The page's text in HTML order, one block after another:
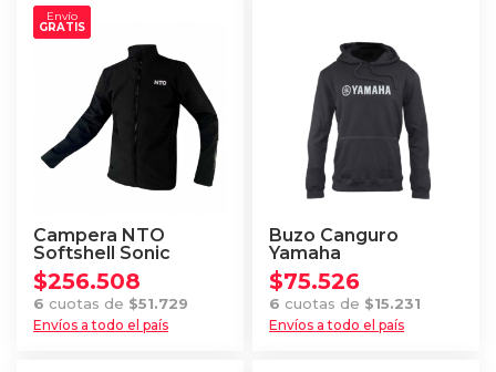
Campera NTO
Softshell Sonic
Envío
GRATIS
Envíos a todo el país
$256.508
6 cuotas de $51.729
Buzo Canguro
Yamaha
Envíos a todo el país
$75.526
6 cuotas de $15.231